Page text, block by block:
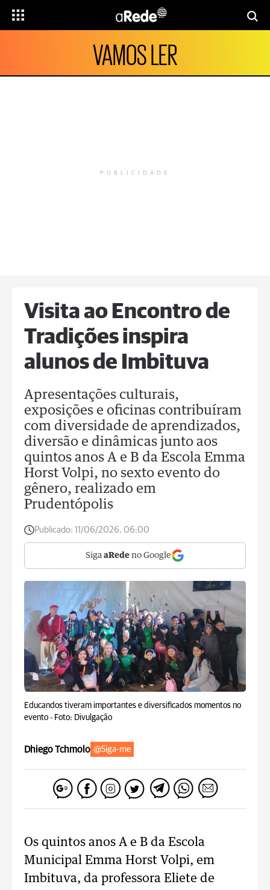
VAMOS LER
PUBLICIDADE
Visita ao Encontro de
Tradições inspira
alunos de Imbituva
Apresentações culturais,
exposições e oficinas contribuíram
com diversidade de aprendizados,
diversão e dinâmicas junto aos
quintos anos A e B da Escola Emma
Horst Volpi, no sexto evento do
gênero, realizado em
Prudentópolis
Publicado: 11/06/2026, 06:00
Siga aRede no Google
Educandos tiveram importantes e diversificados momentos no
evento - Foto: Divulgação
Dhiego Tchmolo @Siga-me
Os quintos anos A e B da Escola
Municipal Emma Horst Volpi, em
Imbituva, da professora Eliete de